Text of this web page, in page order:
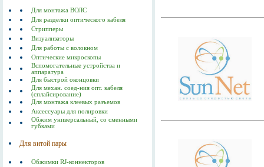
Для монтажа ВОЛС
Для разделки оптического кабеля
Стрипперы
Визуализаторы
Для работы с волокном
Оптические микроскопы
Вспомогательные устройства и
аппаратура
Для быстрой оконцовки
Для механ. соед-ния опт. кабеля
(сплайсирование)
Для монтажа клеевых разъемов
Аксессуары для полировки
Обжим универсальный, со сменными
губками
Для витой пары
Обжимки RJ-коннекторов